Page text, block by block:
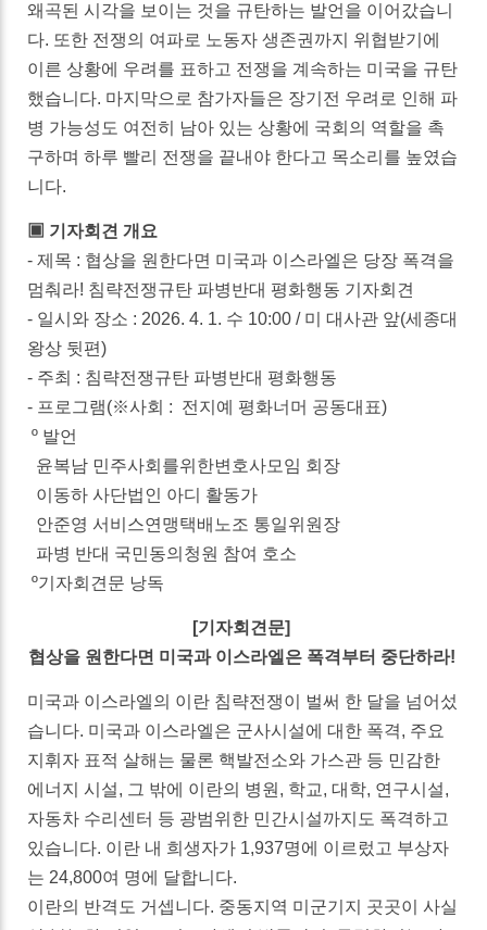
왜곡된 시각을 보이는 것을 규탄하는 발언을 이어갔습니
다. 또한 전쟁의 여파로 노동자 생존권까지 위협받기에
이른 상황에 우려를 표하고 전쟁을 계속하는 미국을 규탄
했습니다. 마지막으로 참가자들은 장기전 우려로 인해 파
병 가능성도 여전히 남아 있는 상황에 국회의 역할을 촉
구하며 하루 빨리 전쟁을 끝내야 한다고 목소리를 높였습
니다.
▣ 기자회견 개요
- 제목 : 협상을 원한다면 미국과 이스라엘은 당장 폭격을
멈춰라! 침략전쟁규탄 파병반대 평화행동 기자회견
- 일시와 장소 : 2026. 4. 1. 수 10:00 / 미 대사관 앞(세종대
왕상 뒷편)
- 주최 : 침략전쟁규탄 파병반대 평화행동
- 프로그램(※사회 : 전지예 평화너머 공동대표)
º 발언
윤복남 민주사회를위한변호사모임 회장
이동하 사단법인 아디 활동가
안준영 서비스연맹택배노조 통일위원장
파병 반대 국민동의청원 참여 호소
º기자회견문 낭독
[기자회견문]
협상을 원한다면 미국과 이스라엘은 폭격부터 중단하라!
미국과 이스라엘의 이란 침략전쟁이 벌써 한 달을 넘어섰
습니다. 미국과 이스라엘은 군사시설에 대한 폭격, 주요
지휘자 표적 살해는 물론 핵발전소와 가스관 등 민감한
에너지 시설, 그 밖에 이란의 병원, 학교, 대학, 연구시설,
자동차 수리센터 등 광범위한 민간시설까지도 폭격하고
있습니다. 이란 내 희생자가 1,937명에 이르렀고 부상자
는 24,800여 명에 달합니다.
이란의 반격도 거셉니다. 중동지역 미군기지 곳곳이 사실